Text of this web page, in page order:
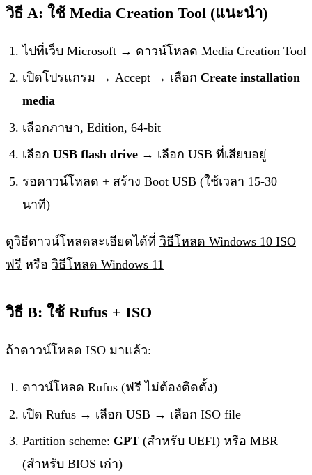
วิธี A: ใช้ Media Creation Tool (แนะนำ)
ไปที่เว็บ Microsoft → ดาวน์โหลด Media Creation Tool
เปิดโปรแกรม → Accept → เลือก Create installation
media
เลือกภาษา, Edition, 64-bit
เลือก USB flash drive → เลือก USB ที่เสียบอยู่
รอดาวน์โหลด + สร้าง Boot USB (ใช้เวลา 15-30
นาที)
ดูวิธีดาวน์โหลดละเอียดได้ที่ วิธีโหลด Windows 10 ISO
ฟรี หรือ วิธีโหลด Windows 11
วิธี B: ใช้ Rufus + ISO
ถ้าดาวน์โหลด ISO มาแล้ว:
ดาวน์โหลด Rufus (ฟรี ไม่ต้องติดตั้ง)
เปิด Rufus → เลือก USB → เลือก ISO file
Partition scheme: GPT (สำหรับ UEFI) หรือ MBR
(สำหรับ BIOS เก่า)